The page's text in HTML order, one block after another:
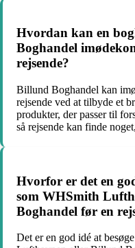
Hvordan kan en
Boghandel
rejsende?
Billund Boghandel kan
rejsende ved at tilbyde et
produkter, der passer til
så rejsende kan finde
Hvorfor er det en
som WHSmith
Boghandel før en
Det er en god idé at